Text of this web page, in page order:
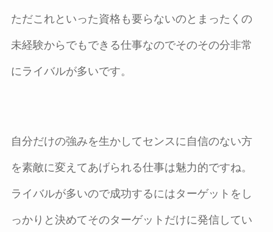
ただこれといった資格も要らないのとまったくの
未経験からでもできる仕事なのでそのその分非常
にライバルが多いです。
自分だけの強みを生かしてセンスに自信のない方
を素敵に変えてあげられる仕事は魅力的ですね。
ライバルが多いので成功するにはターゲットをし
っかりと決めてそのターゲットだけに発信してい